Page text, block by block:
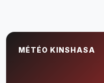
MÉTÉO KINSHASA